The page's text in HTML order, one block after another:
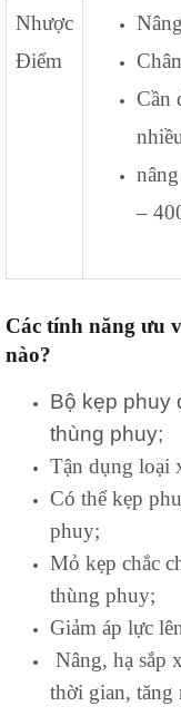
Nhược
Điểm
Cần
–
Các tính năng ưu
nào?
Bộ kẹp phuy
thùng phuy;
Tận dụng loại
Có thể kẹp
phuy;
Mỏ kẹp chắc
thùng phuy;
Giảm áp lực
Nâng, hạ sắp
thời gian, tăng